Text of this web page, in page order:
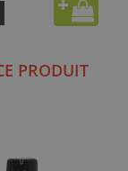
PRODUIT